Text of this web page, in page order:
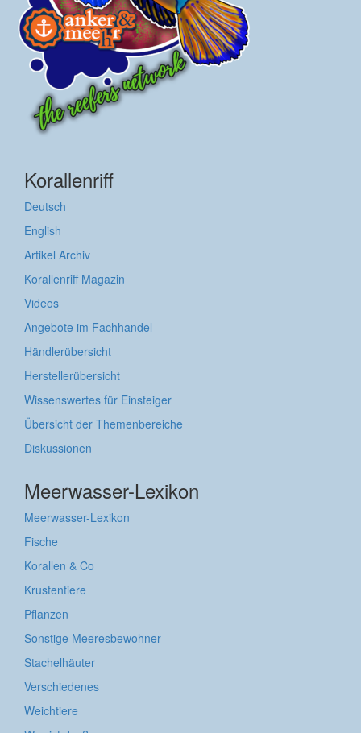
Korallenriff
Deutsch
English
Artikel Archiv
Korallenriff Magazin
Videos
Angebote im Fachhandel
Händlerübersicht
Herstellerübersicht
Wissenswertes für Einsteiger
Übersicht der Themenbereiche
Diskussionen
Meerwasser-Lexikon
Meerwasser-Lexikon
Fische
Korallen & Co
Krustentiere
Pflanzen
Sonstige Meeresbewohner
Stachelhäuter
Verschiedenes
Weichtiere